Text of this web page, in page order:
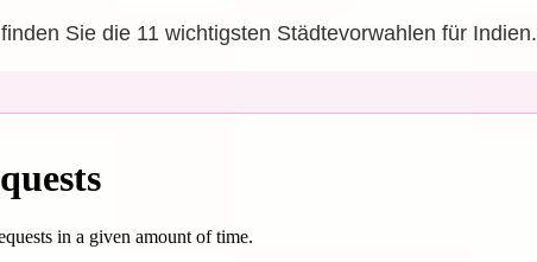
Sie die 11 wichtigsten Städtevorwahlen für Indien.